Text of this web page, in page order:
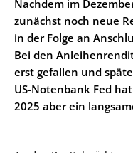
Nachdem im
zunächst noch neue
in der Folge an
Bei den
erst gefallen und
US-Notenbank Fed
2025 aber ein